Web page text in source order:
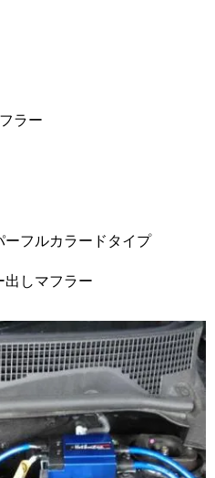
ラー
ーフルカラードタイプ
出しマフラー